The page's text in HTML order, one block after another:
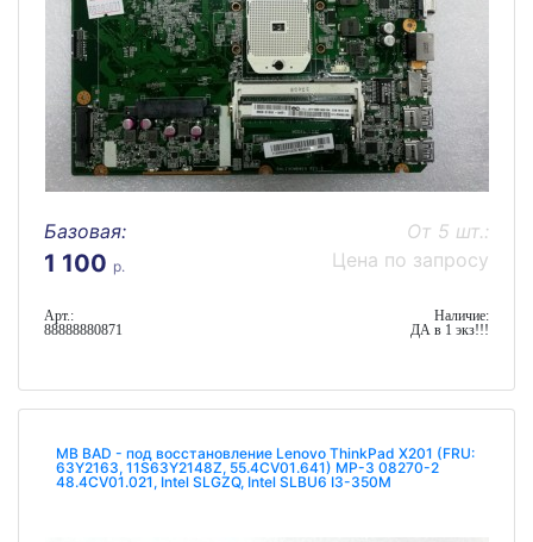
Базовая:
1 100 р.
От 5 шт.:
Цена по запросу
Арт.:
88888880871
Наличие:
ДА в 1 экз!!!
MB BAD - под восстановление Lenovo ThinkPad X201 (FRU:
63Y2163, 11S63Y2148Z, 55.4CV01.641) MP-3 08270-2
48.4CV01.021, Intel SLGZQ, Intel SLBU6 I3-350M